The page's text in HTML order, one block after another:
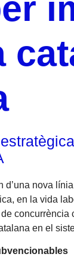
nova
en la vida
en el